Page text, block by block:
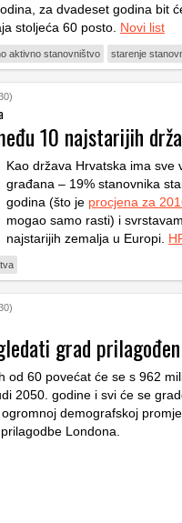
za dvadeset godina bit
stoljeća 60 posto. Novi list
aktivno stanovništvo starenje
10 najstarijih
Kao država Hrvatska ima sve
građana – 19% stanovnika
godina (što je procjena za
mogao samo rasti) i
najstarijih zemalja u Europi.
grad
od 60 povećat će se s 962
2050. godine i svi će se
demografskoj
Londona.